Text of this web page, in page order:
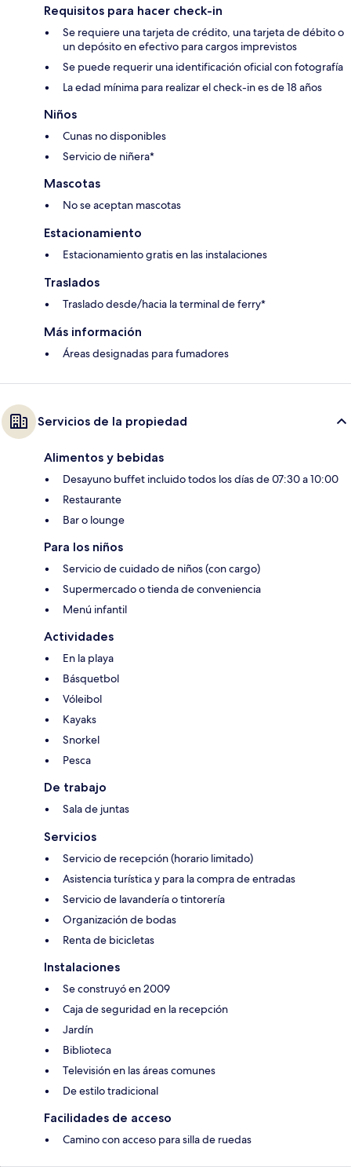
Requisitos para hacer check-in
Se requiere una tarjeta de crédito, una tarjeta de débito o
un depósito en efectivo para cargos imprevistos
Se puede requerir una identificación oficial con fotografía
La edad mínima para realizar el check-in es de 18 años
Niños
Cunas no disponibles
Servicio de niñera*
Mascotas
No se aceptan mascotas
Estacionamiento
Estacionamiento gratis en las instalaciones
Traslados
Traslado desde/hacia la terminal de ferry*
Más información
Áreas designadas para fumadores
Servicios de la propiedad
Alimentos y bebidas
Desayuno buffet incluido todos los días de 07:30 a 10:00
Restaurante
Bar o lounge
Para los niños
Servicio de cuidado de niños (con cargo)
Supermercado o tienda de conveniencia
Menú infantil
Actividades
En la playa
Básquetbol
Vóleibol
Kayaks
Snorkel
Pesca
De trabajo
Sala de juntas
Servicios
Servicio de recepción (horario limitado)
Asistencia turística y para la compra de entradas
Servicio de lavandería o tintorería
Organización de bodas
Renta de bicicletas
Instalaciones
Se construyó en 2009
Caja de seguridad en la recepción
Jardín
Biblioteca
Televisión en las áreas comunes
De estilo tradicional
Facilidades de acceso
Camino con acceso para silla de ruedas